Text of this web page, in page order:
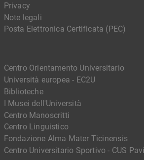
Centro Orientamento Universitario
Università europea - EC2U
Biblioteche
I Musei dell'Università
Centro Manoscritti
Centro Linguistico
Fondazione Alma Mater Ticinensis
Centro Universitario Sportivo - CUS
Privacy
Note legali
Posta Elettronica Certificata (PEC)